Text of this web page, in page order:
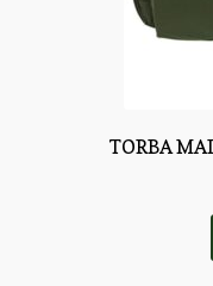
Univerzalni štapoviTORBA